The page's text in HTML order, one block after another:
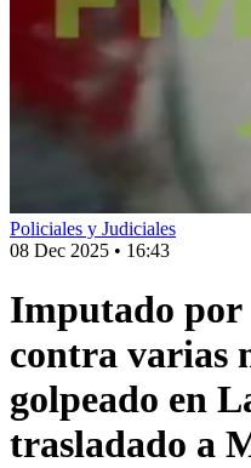
Policiales y Judiciales
08 Dec 2025 • 16:43
Imputado por
contra varias
golpeado en
trasladado a